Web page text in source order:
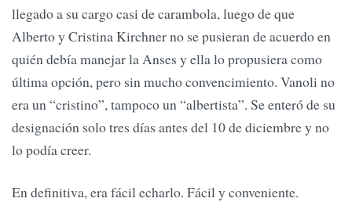
llegado a su cargo casi de carambola, luego de que
Alberto y Cristina Kirchner no se pusieran de acuerdo en
quién debía manejar la Anses y ella lo propusiera como
última opción, pero sin mucho convencimiento. Vanoli no
era un “cristino”, tampoco un “albertista”. Se enteró de su
designación solo tres días antes del 10 de diciembre y no
lo podía creer.
En definitiva, era fácil echarlo. Fácil y conveniente.